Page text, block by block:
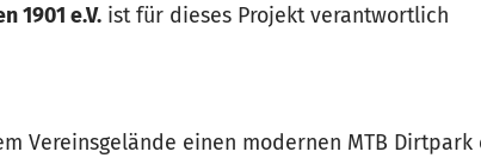
1901 e.V.ist für dieses Projekt verantwortlich
Vereinsgelände einen modernen MTB